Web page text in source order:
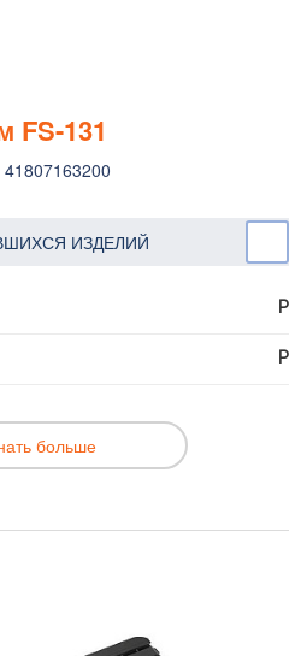
FS-131
ИЗДЕЛИЙ
Р
Р
больше